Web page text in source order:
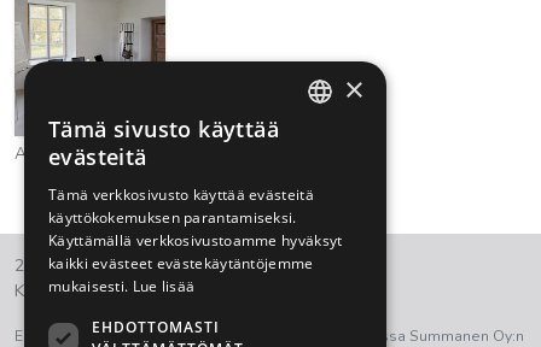
Alastek
2021 © Summanen Oy.
Kaikki oikeudet pidätetään.
Euroopan aluekehitysrahasto on ollut osana tukemassa Summanen Oy:n
×
Tämä sivusto käyttää
evästeitä
Tämä verkkosivusto käyttää evästeitä
käyttökokemuksen parantamiseksi.
Käyttämällä verkkosivustoamme hyväksyt
kaikki evästeet evästekäytäntöjemme
mukaisesti. Lue lisää
EHDOTTOMASTI